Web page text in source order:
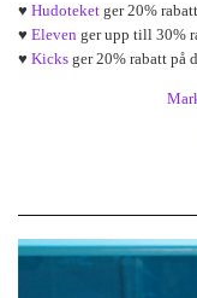
♥ Hudoteket ger 20%
♥ Eleven ger upp till 30%
♥ Kicks ger 20% rabatt på